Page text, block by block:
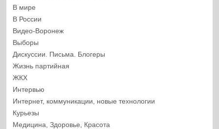
В мире
В России
Видео-Воронеж
Выборы
Дискуссии. Письма. Блогеры
Жизнь партийная
ЖКХ
Интервью
Интернет, коммуникации, новые технологии
Курьезы
Медицина, Здоровье, Красота